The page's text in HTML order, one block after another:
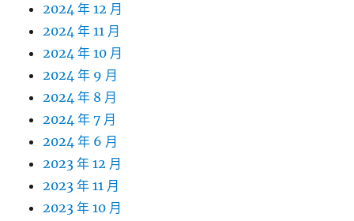
2024 年 12 月
2024 年 11 月
2024 年 10 月
2024 年 9 月
2024 年 8 月
2024 年 7 月
2024 年 6 月
2023 年 12 月
2023 年 11 月
2023 年 10 月